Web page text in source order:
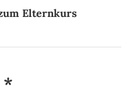
Elternkurs
*